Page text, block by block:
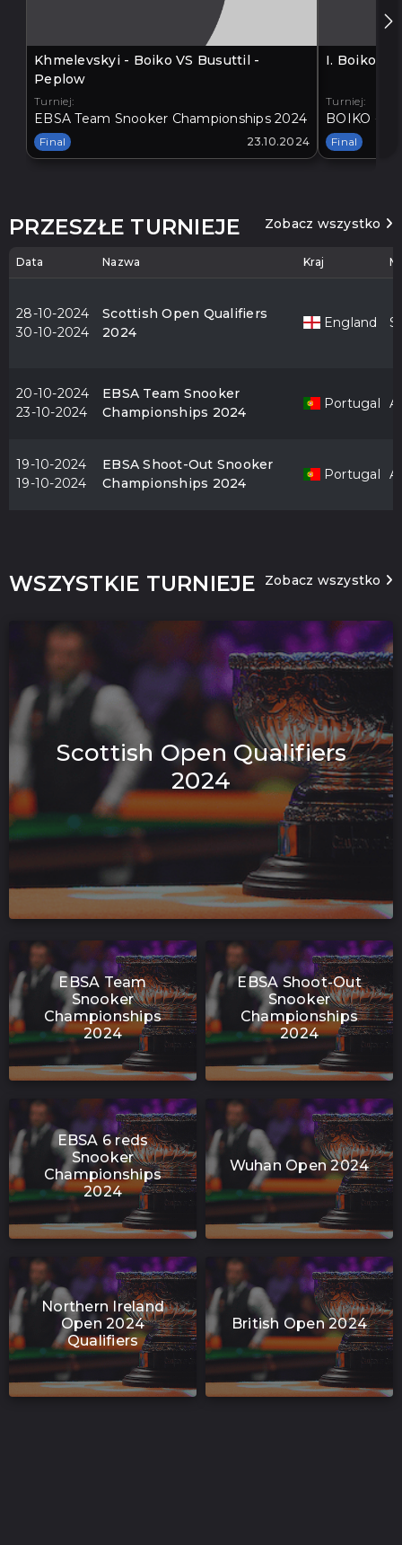
Khmelevskyi - Boiko VS Busuttil -
Peplow
Turniej:
EBSA Team Snooker Championships 2024
Final 23.10.2024
I. Boiko
Turniej:
BOIKO -
Final
PRZESZŁE TURNIEJE Zobacz wszystko
Data Nazwa Kraj
28-10-2024
30-10-2024
Scottish Open Qualifiers
2024
England
20-10-2024
23-10-2024
EBSA Team Snooker
Championships 2024
Portugal
19-10-2024
19-10-2024
EBSA Shoot-Out Snooker
Championships 2024
Portugal
WSZYSTKIE TURNIEJE Zobacz wszystko
Scottish Open Qualifiers
2024
EBSA Team
Snooker
Championships
2024
EBSA Shoot-Out
Snooker
Championships
2024
EBSA 6 reds
Snooker
Championships
2024
Wuhan Open 2024
Northern Ireland
Open 2024
Qualifiers
British Open 2024